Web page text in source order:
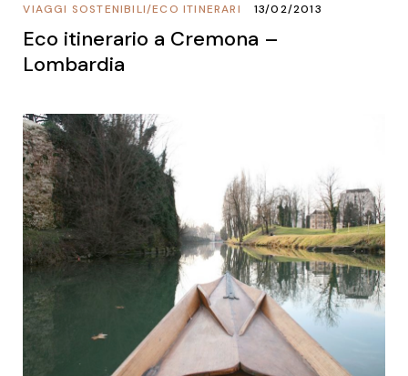
ECO ITINERARI
/
VIAGGI SOSTENIBILI 13/02/2013
Eco itinerario a Cremona –
Lombardia